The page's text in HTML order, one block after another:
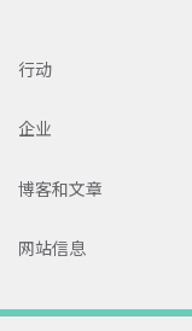
行动
企业
博客和文章
网站信息